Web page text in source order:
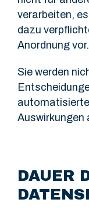
verarbeiten,
dazu
Anordnung vor.
Sie werden
Auswirkungen
DAUER